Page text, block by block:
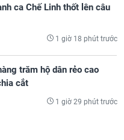
ca Chế Linh thốt lên câu
1 giờ 18 phút trước
trăm hộ dân rẻo cao
cắt
1 giờ 29 phút trước